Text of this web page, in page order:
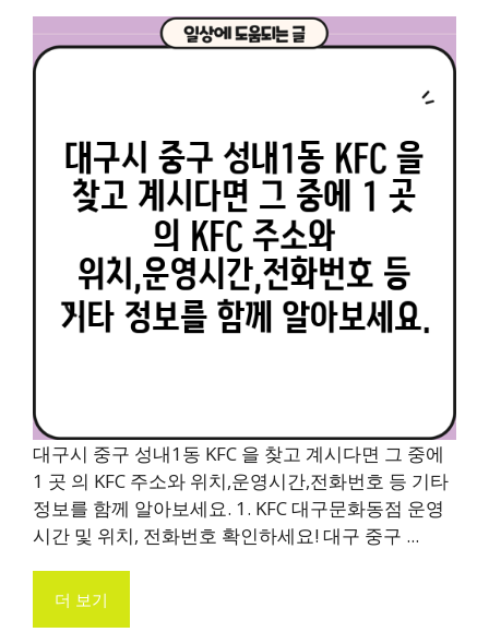
대구시 중구 성내1동 KFC 을 찾고 계시다면 그 중에
1 곳 의 KFC 주소와 위치,운영시간,전화번호 등 기타
정보를 함께 알아보세요. 1. KFC 대구문화동점 운영
시간 및 위치, 전화번호 확인하세요! 대구 중구 ...
더 보기